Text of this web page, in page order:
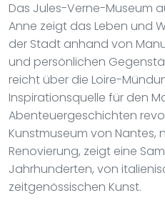
Das Jules-Verne-Museum
Anne zeigt das Leben und
der Stadt anhand von
und persönlichen
reicht über die Loire-
Inspirationsquelle für den
Abenteuergeschichten
Kunstmuseum von Nantes,
Renovierung, zeigt eine
Jahrhunderten, von
zeitgenössischen Kunst.